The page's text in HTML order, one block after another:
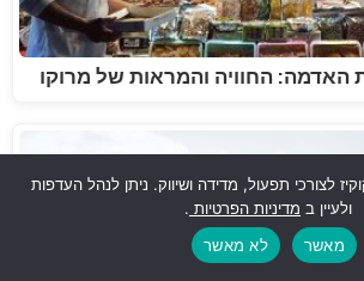
האדמה: החוויה והמראות של מרוקו
לצורכי תפעול, מדידה ושיווק. ניתן לנהל העדפות
ולעיין ב מדיניות הפרטיות .
מאשר
לא מאשר